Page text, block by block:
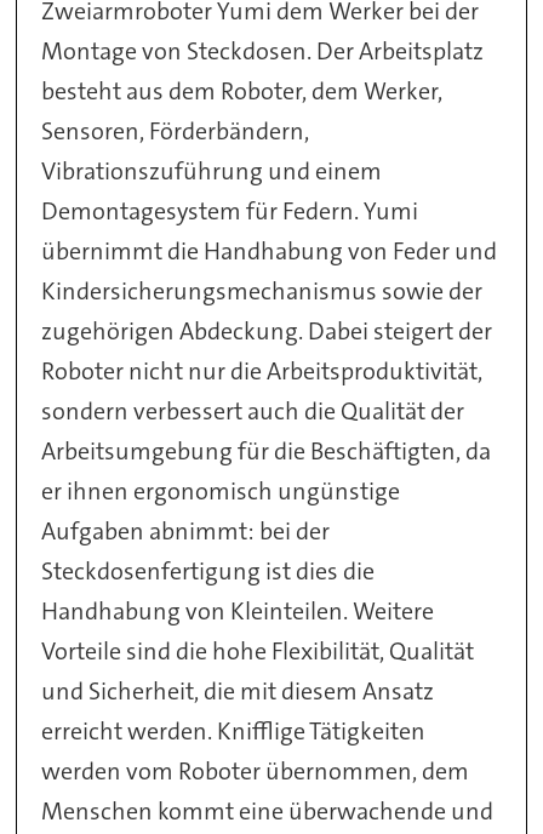
Zweiarmroboter Yumi dem Werker bei der
Montage von Steckdosen. Der Arbeitsplatz
besteht aus dem Roboter, dem Werker,
Sensoren, Förderbändern,
Vibrationszuführung und einem
Demontagesystem für Federn. Yumi
übernimmt die Handhabung von Feder und
Kindersicherungsmechanismus sowie der
zugehörigen Abdeckung. Dabei steigert der
Roboter nicht nur die Arbeitsproduktivität,
sondern verbessert auch die Qualität der
Arbeitsumgebung für die Beschäftigten, da
er ihnen ergonomisch ungünstige
Aufgaben abnimmt: bei der
Steckdosenfertigung ist dies die
Handhabung von Kleinteilen. Weitere
Vorteile sind die hohe Flexibilität, Qualität
und Sicherheit, die mit diesem Ansatz
erreicht werden. Knifflige Tätigkeiten
werden vom Roboter übernommen, dem
Menschen kommt eine überwachende und